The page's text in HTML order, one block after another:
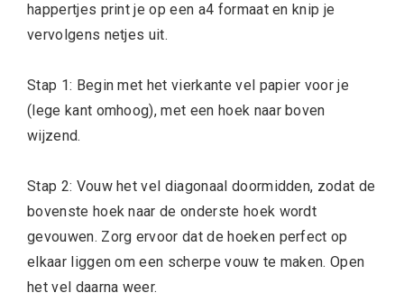
happertjes print je op een a4 formaat en knip je
vervolgens netjes uit.
Stap 1: Begin met het vierkante vel papier voor je
(lege kant omhoog), met een hoek naar boven
wijzend.
Stap 2: Vouw het vel diagonaal doormidden, zodat de
bovenste hoek naar de onderste hoek wordt
gevouwen. Zorg ervoor dat de hoeken perfect op
elkaar liggen om een scherpe vouw te maken. Open
het vel daarna weer.